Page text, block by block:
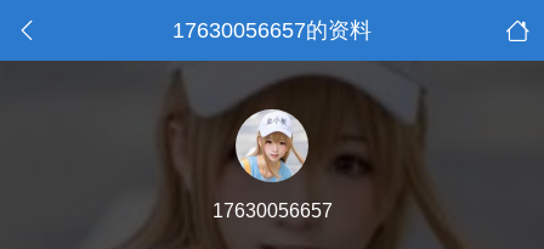
17630056657的资料
17630056657